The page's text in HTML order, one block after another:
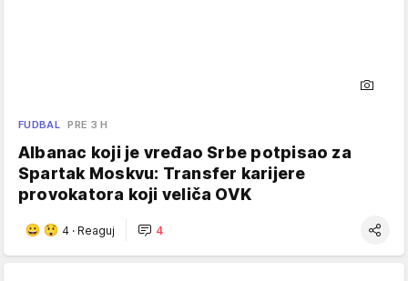
FUDBAL PRE 3 H
Albanac koji je vređao Srbe potpisao za
Spartak Moskvu: Transfer karijere
provokatora koji veliča OVK
4 · Reaguj 4